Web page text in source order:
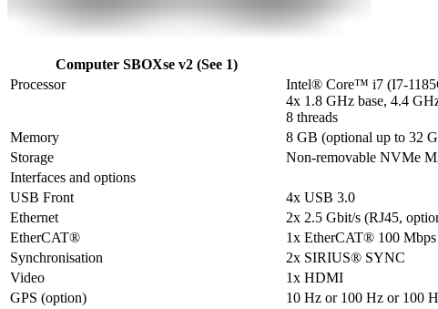
Computer SBOXse v2 (See 1)
Processor
Intel® Core™ i7 (I7-
4x 1.8 GHz base, 4.4
8 threads
Memory
8 GB (optional up to 32
Storage
Non-removable NVMe
Interfaces and options
USB Front
4x USB 3.0
Ethernet
2x 2.5 Gbit/s (RJ45,
EtherCAT®
1x EtherCAT® 100
Synchronisation
2x SIRIUS® SYNC
Video
1x HDMI
GPS (option)
10 Hz or 100 Hz or 100